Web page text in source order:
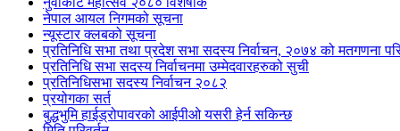
नेपाल आयल निगमको सूचना
न्यूस्टार क्लबको सूचना
प्रतिनिधि सभा तथा प्रदेश सभा सदस्य निर्वाचन, २०७४ को मतगणना
प्रतिनिधि सभा सदस्य निर्वाचनमा उम्मेदवारहरुको सुची
प्रतिनिधिसभा सदस्य निर्वाचन २०८२
प्रयोगका सर्त
बुद्धभुमि हाईड्रोपावरको आईपीओ यसरी हेर्न सकिन्छ